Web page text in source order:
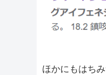
ほかにもはち